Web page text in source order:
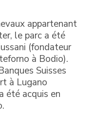
appartenant
le parc a été
(fondateur
à Bodio).
Suisses
à Lugano
été acquis en